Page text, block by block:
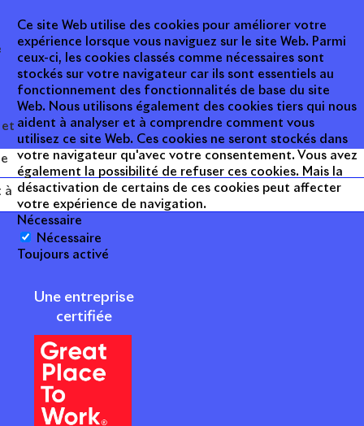
et
à
Une entreprise
certifiée
Ce site Web utilise des cookies pour améliorer votre
expérience lorsque vous naviguez sur le site Web. Parmi
ceux-ci, les cookies classés comme nécessaires sont
stockés sur votre navigateur car ils sont essentiels au
fonctionnement des fonctionnalités de base du site
Web. Nous utilisons également des cookies tiers qui nous
aident à analyser et à comprendre comment vous
utilisez ce site Web. Ces cookies ne seront stockés dans
votre navigateur qu'avec votre consentement. Vous avez
également la possibilité de refuser ces cookies. Mais la
désactivation de certains de ces cookies peut affecter
votre expérience de navigation.
Nécessaire
Nécessaire
Toujours activé